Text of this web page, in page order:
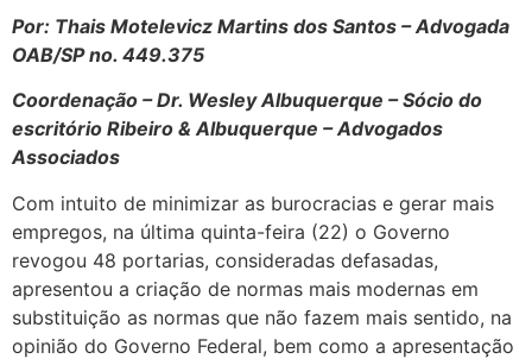
Por: Thais Motelevicz Martins dos Santos – Advogada
OAB/SP no. 449.375
Coordenação – Dr. Wesley Albuquerque – Sócio do
escritório Ribeiro & Albuquerque – Advogados
Associados
Com intuito de minimizar as burocracias e gerar mais
empregos, na última quinta-feira (22) o Governo
revogou 48 portarias, consideradas defasadas,
apresentou a criação de normas mais modernas em
substituição as normas que não fazem mais sentido, na
opinião do Governo Federal, bem como a apresentação